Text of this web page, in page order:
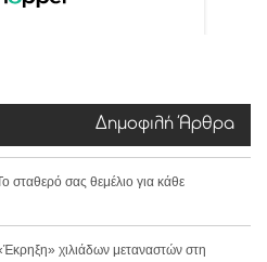
Δημοφιλή Άρθρα
σταθερό σας θεμέλιο για κάθε
χιλιάδων μεταναστών στη